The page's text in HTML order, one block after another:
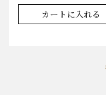
カートに入れる